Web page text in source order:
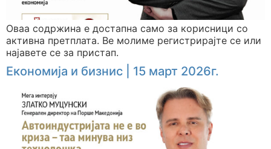
Оваа содржина е достапна само за корисници со
активна претплата. Ве молиме регистрирајте се или
најавете се за пристап.
Економија и бизнис | 15 март 2026г.